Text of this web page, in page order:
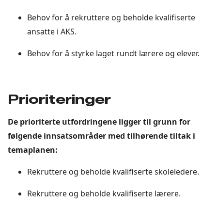
Behov for å rekruttere og beholde kvalifiserte
ansatte i AKS.
Behov for å styrke laget rundt lærere og elever.
Prioriteringer
De prioriterte utfordringene ligger til grunn for
følgende innsatsområder med tilhørende tiltak i
temaplanen:
Rekruttere og beholde kvalifiserte skoleledere.
Rekruttere og beholde kvalifiserte lærere.